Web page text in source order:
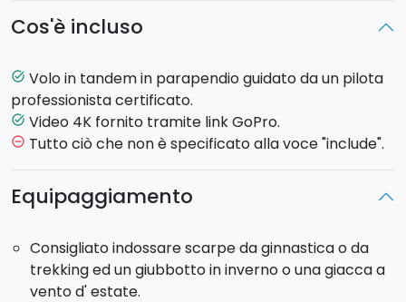
emozioni mozzafiato.
Durata del volo in parapendio:20 minuti.
Il prezzo include ilVideo 4Kfornito tramite link GoPro,
per non dimenticare mai l'adrenalina provata.
Se le condizioni meteo non fossero idonee, l'istruttore
ti contatterà un giorno prima per cambiare il punto di
Possono volare tutti i maggiorenni in buone condizioni
di salute ed i minorenni accompagnati dai genitori. Il
peso minimo richiesto è di 35 kg. Peso massimo
Cos'è incluso
task_alt Volo in tandem in parapendio guidato da un pilota
professionista certificato.
task_alt Video 4K fornito tramite link GoPro.
remove_circle_outline Tutto ciò che non è specificato alla voce "include".
Equipaggiamento
Consigliato indossare scarpe da ginnastica o da
trekking ed un giubbotto in inverno o una giacca a
vento d' estate.